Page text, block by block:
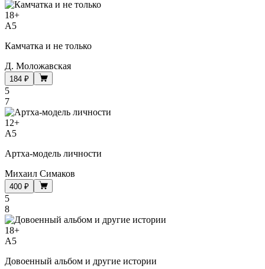
18+
A5
Камчатка и не только
Д. Моложавская
184 ₽
5
7
12+
A5
Артха-модель личности
Михаил Симаков
400 ₽
5
8
18+
A5
Довоенный альбом и другие истории